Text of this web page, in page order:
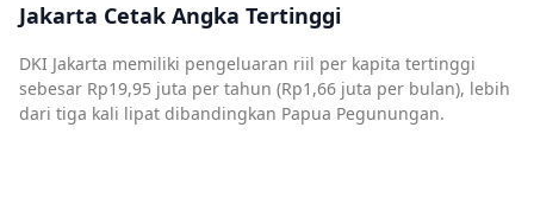
Jakarta Cetak Angka Tertinggi
DKI Jakarta memiliki pengeluaran riil per kapita tertinggi
sebesar Rp19,95 juta per tahun (Rp1,66 juta per bulan), lebih
dari tiga kali lipat dibandingkan Papua Pegunungan.